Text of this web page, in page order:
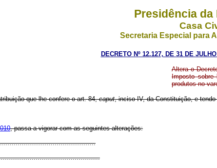
Presidência da
Casa
Secretaria Especial para
DECRETO Nº 12.127, DE 31 DE
Altera o
Imposto sobre
produtos no
que lhe confere o art. 84,caput, inciso IV, da Constituição, e
, passa a vigorar com as seguintes alterações: